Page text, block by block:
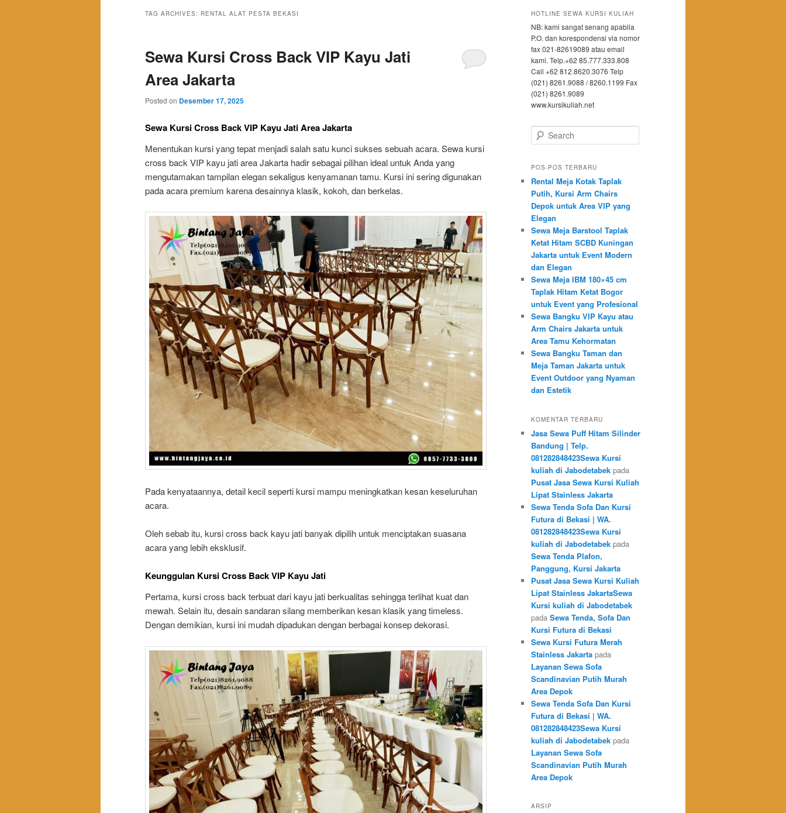
TAG ARCHIVES: RENTAL ALAT PESTA BEKASI
Sewa Kursi Cross Back VIP Kayu Jati
Area Jakarta
Posted on Desember 17, 2025
Sewa Kursi Cross Back VIP Kayu Jati Area Jakarta
Menentukan kursi yang tepat menjadi salah satu kunci sukses sebuah acara. Sewa kursi
cross back VIP kayu jati area Jakarta hadir sebagai pilihan ideal untuk Anda yang
mengutamakan tampilan elegan sekaligus kenyamanan tamu. Kursi ini sering digunakan
pada acara premium karena desainnya klasik, kokoh, dan berkelas.
Pada kenyataannya, detail kecil seperti kursi mampu meningkatkan kesan keseluruhan
acara.
Oleh sebab itu, kursi cross back kayu jati banyak dipilih untuk menciptakan suasana
acara yang lebih eksklusif.
Keunggulan Kursi Cross Back VIP Kayu Jati
Pertama, kursi cross back terbuat dari kayu jati berkualitas sehingga terlihat kuat dan
mewah. Selain itu, desain sandaran silang memberikan kesan klasik yang timeless.
Dengan demikian, kursi ini mudah dipadukan dengan berbagai konsep dekorasi.
HOTLINE SEWA KURSI KULIAH
NB: kami sangat senang apabila
P.O. dan korespondensi via nomor
fax 021-82619089 atau email
kami. Telp.+62 85.777.333.808
Call +62 812.8620.3076 Telp
(021) 8261.9088 / 8260.1199 Fax
(021) 8261.9089
www.kursikuliah.net
Search
POS-POS TERBARU
Rental Meja Kotak Taplak
Putih, Kursi Arm Chairs
Depok untuk Area VIP yang
Elegan
Sewa Meja Barstool Taplak
Ketat Hitam SCBD Kuningan
Jakarta untuk Event Modern
dan Elegan
Sewa Meja IBM 180×45 cm
Taplak Hitam Ketat Bogor
untuk Event yang Profesional
Sewa Bangku VIP Kayu atau
Arm Chairs Jakarta untuk
Area Tamu Kehormatan
Sewa Bangku Taman dan
Meja Taman Jakarta untuk
Event Outdoor yang Nyaman
dan Estetik
KOMENTAR TERBARU
Jasa Sewa Puff Hitam Silinder
Bandung | Telp.
081282848423Sewa Kursi
kuliah di Jabodetabek pada
Pusat Jasa Sewa Kursi Kuliah
Lipat Stainless Jakarta
Sewa Tenda Sofa Dan Kursi
Futura di Bekasi | WA.
081282848423Sewa Kursi
kuliah di Jabodetabek pada
Sewa Tenda Plafon,
Panggung, Kursi Jakarta
Pusat Jasa Sewa Kursi Kuliah
Lipat Stainless JakartaSewa
Kursi kuliah di Jabodetabek
pada Sewa Tenda, Sofa Dan
Kursi Futura di Bekasi
Sewa Kursi Futura Merah
Stainless Jakarta pada
Layanan Sewa Sofa
Scandinavian Putih Murah
Area Depok
Sewa Tenda Sofa Dan Kursi
Futura di Bekasi | WA.
081282848423Sewa Kursi
kuliah di Jabodetabek pada
Layanan Sewa Sofa
Scandinavian Putih Murah
Area Depok
ARSIP